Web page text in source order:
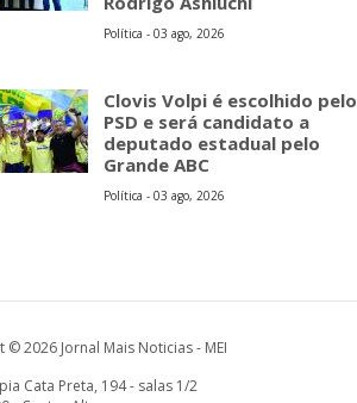
Política - 03 ago, 2026
Clovis Volpi é escolhido pelo
PSD e será candidato a
deputado estadual pelo
Grande ABC
Política - 03 ago, 2026
© 2026 Jornal Mais Noticias - MEI
Cata Preta, 194 - salas 1/2